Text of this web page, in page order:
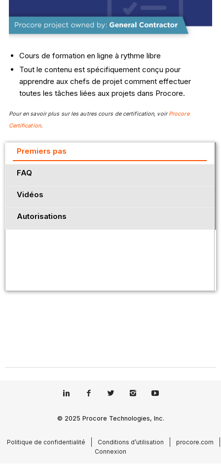
Cours de formation en ligne à rythme libre
Tout le contenu est spécifiquement conçu pour
apprendre aux chefs de projet comment effectuer
toutes les tâches liées aux projets dans Procore.
Pour en savoir plus sur les autres cours de certification, voirProcore
Certification.
Premiers pas
FAQ
Vidéos
Autorisations
© 2025 Procore Technologies, Inc.
Politique de confidentialité Conditions d’utilisation
procore.com
Connexion